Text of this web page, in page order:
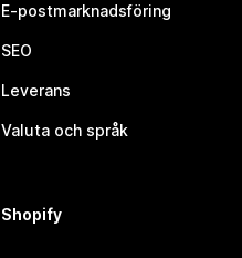
E-postmarknadsföring
SEO
Leverans
Valuta och språk
Shopify